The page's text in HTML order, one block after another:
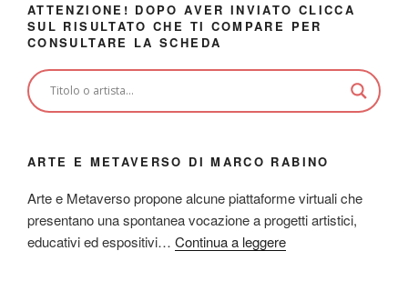
ATTENZIONE! DOPO AVER INVIATO CLICCA
SUL RISULTATO CHE TI COMPARE PER
CONSULTARE LA SCHEDA
ARTE E METAVERSO DI MARCO RABINO
Arte e Metaverso propone alcune piattaforme virtuali che
presentano una spontanea vocazione a progetti artistici,
educativi ed espositivi… Continua a leggere